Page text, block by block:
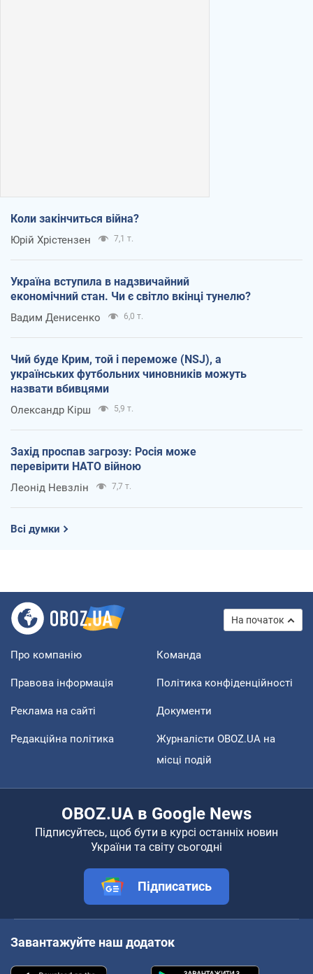
Коли закінчиться війна?
Юрій Хрістензен 7,1 т.
Україна вступила в надзвичайний
економічний стан. Чи є світло вкінці тунелю?
Вадим Денисенко 6,0 т.
Чий буде Крим, той і переможе (NSJ), а
українських футбольних чиновників можуть
назвати вбивцями
Олександр Кірш 5,9 т.
Захід проспав загрозу: Росія може
перевірити НАТО війною
Леонід Невзлін 7,7 т.
Всі думки
На початок
Про компанію Команда
Правова інформація Політика конфіденційності
Реклама на сайті Документи
Редакційна політика
Журналісти OBOZ.UA на
місці подій
OBOZ.UA в Google News
Підписуйтесь, щоб бути в курсі останніх новин
України та світу сьогодні
Підписатись
Завантажуйте наш додаток